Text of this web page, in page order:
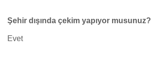
Şehir dışında çekim yapıyor musunuz?
Evet